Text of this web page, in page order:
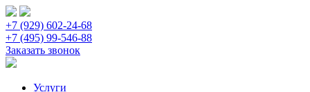
+7 (929) 602-24-68
+7 (495) 99-546-88
Заказать звонок
Услуги